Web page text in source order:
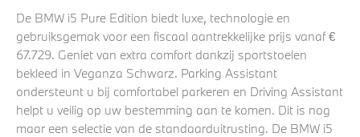
De BMW i5 Pure Edition biedt luxe, technologie en
gebruiksgemak voor een fiscaal aantrekkelijke prijs vanaf €
67.729. Geniet van extra comfort dankzij sportstoelen
bekleed in Veganza Schwarz. Parking Assistant
ondersteunt u bij comfortabel parkeren en Driving Assistant
helpt u veilig op uw bestemming aan te komen. Dit is nog
maar een selectie van de standaarduitrusting. De BMW i5